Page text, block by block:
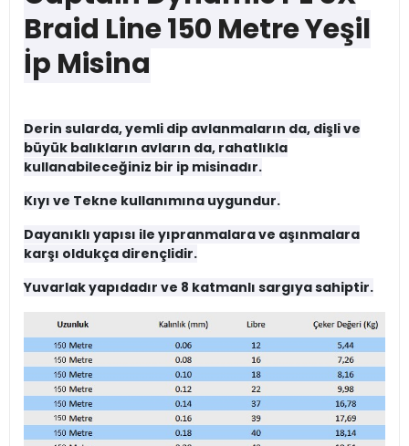
Braid Line 150 Metre Yeşil
İp Misina
Derin sularda, yemli dip avlanmaların da, dişli ve
büyük balıkların avların da, rahatlıkla
kullanabileceğiniz bir ip misinadır.
Kıyı ve Tekne kullanımına uygundur.
Dayanıklı yapısı ile yıpranmalara ve aşınmalara
karşı oldukça dirençlidir.
Yuvarlak yapıdadır ve 8 katmanlı sargıya sahiptir.